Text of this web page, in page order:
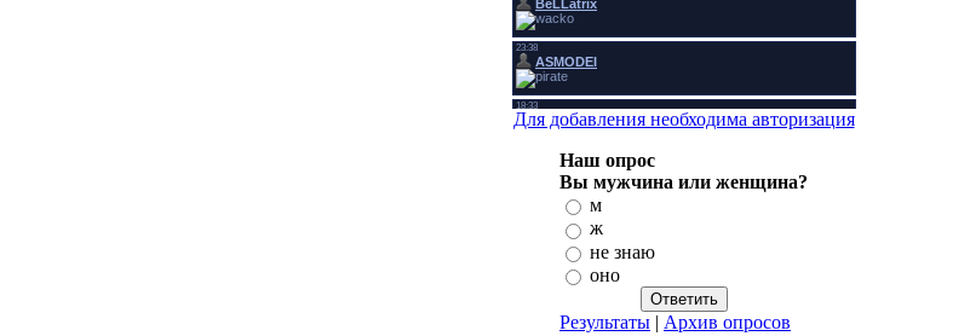
Для добавления необходима авторизация
Наш опрос
Вы мужчина или женщина?
м
ж
не знаю
оно
Результаты | Архив опросов